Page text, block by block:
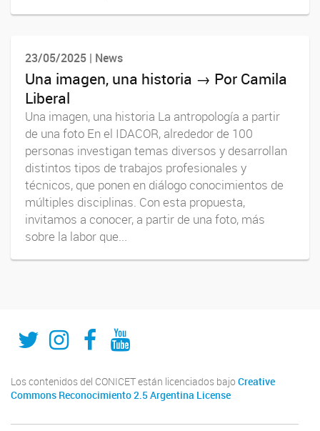
23/05/2025 | News
Una imagen, una historia → Por Camila
Liberal
Una imagen, una historia La antropología a partir
de una foto En el IDACOR, alrededor de 100
personas investigan temas diversos y desarrollan
distintos tipos de trabajos profesionales y
técnicos, que ponen en diálogo conocimientos de
múltiples disciplinas. Con esta propuesta,
invitamos a conocer, a partir de una foto, más
sobre la labor que...
Twitter
Instagram
Fecebook
Youtube
Los contenidos del CONICET están licenciados bajo Creative
Commons Reconocimiento 2.5 Argentina License